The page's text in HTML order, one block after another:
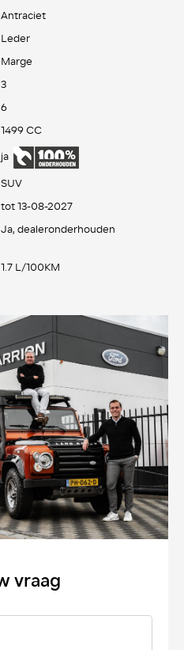
Antraciet
Leder
Marge
3
6
1499 CC
ja
SUV
tot 13-08-2027
Ja, dealeronderhouden
1.7 L/100KM
vraag